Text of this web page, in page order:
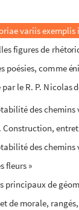
variis
figures de
poésies, comme
par le R. P.
des
Construction,
des
fleurs »
principaux de
de morale,